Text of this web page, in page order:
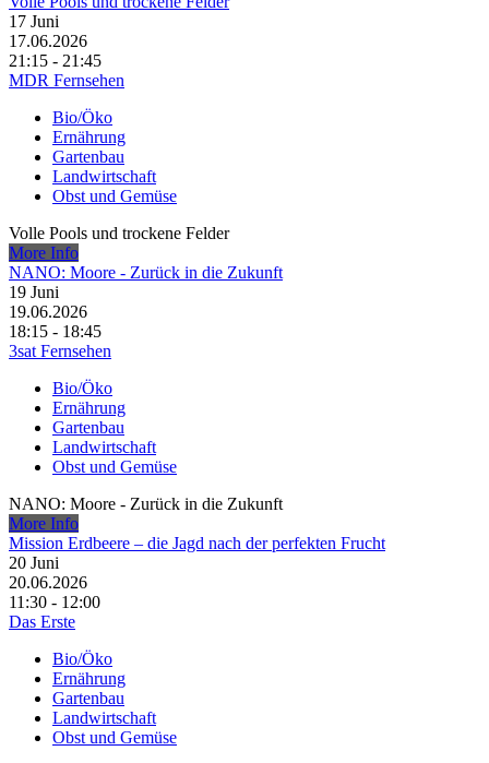
17 Juni
17.06.2026
21:15 - 21:45
MDR Fernsehen
Bio/Öko
Ernährung
Gartenbau
Landwirtschaft
Obst und Gemüse
Volle Pools und trockene Felder
More Info
NANO: Moore - Zurück in die Zukunft
19 Juni
19.06.2026
18:15 - 18:45
3sat Fernsehen
Bio/Öko
Ernährung
Gartenbau
Landwirtschaft
Obst und Gemüse
NANO: Moore - Zurück in die Zukunft
More Info
Mission Erdbeere – die Jagd nach der perfekten Frucht
20 Juni
20.06.2026
11:30 - 12:00
Das Erste
Bio/Öko
Ernährung
Gartenbau
Landwirtschaft
Obst und Gemüse